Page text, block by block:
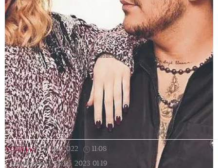
[Publicidad]
NOTICIAS | 21/05/2022 11:08
Actualizada
14/05/2023 01:19